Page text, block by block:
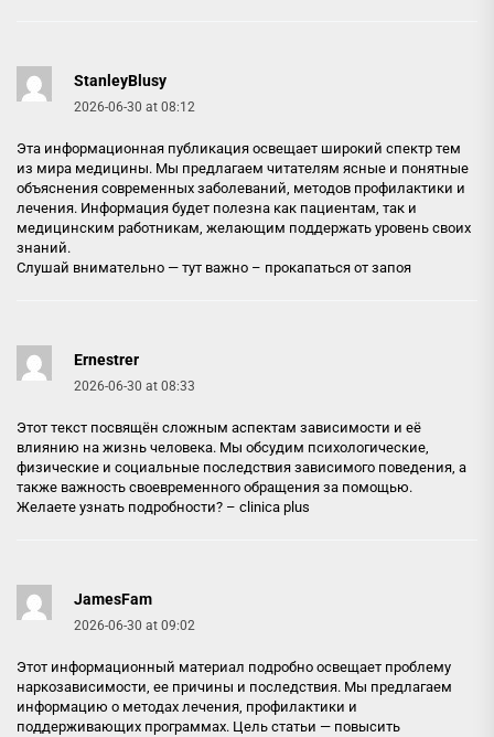
StanleyBlusy
2026-06-30 at 08:12
Эта информационная публикация освещает широкий спектр тем
из мира медицины. Мы предлагаем читателям ясные и понятные
объяснения современных заболеваний, методов профилактики и
лечения. Информация будет полезна как пациентам, так и
медицинским работникам, желающим поддержать уровень своих
знаний.
Слушай внимательно — тут важно – прокапаться от запоя
Ernestrer
2026-06-30 at 08:33
Этот текст посвящён сложным аспектам зависимости и её
влиянию на жизнь человека. Мы обсудим психологические,
физические и социальные последствия зависимого поведения, а
также важность своевременного обращения за помощью.
Желаете узнать подробности? – clinica plus
JamesFam
2026-06-30 at 09:02
Этот информационный материал подробно освещает проблему
наркозависимости, ее причины и последствия. Мы предлагаем
информацию о методах лечения, профилактики и
поддерживающих программах. Цель статьи — повысить